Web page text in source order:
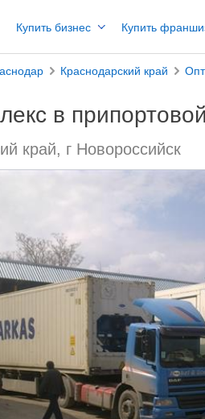
Купить бизнес Купить
Краснодарский край
в
край, г Новороссийск